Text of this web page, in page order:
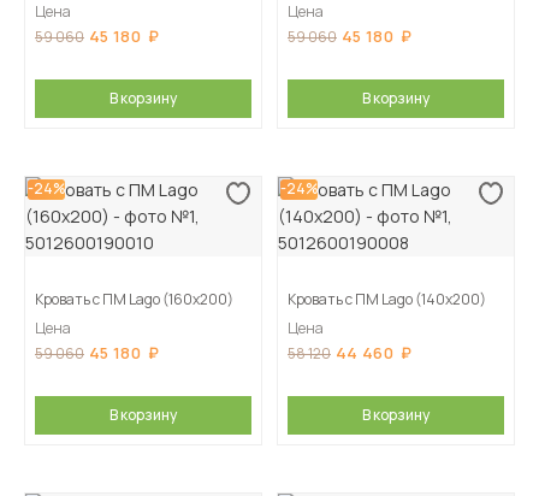
Цена
59 060 45 180
В корзину
Цена
59 060 45 180
В корзину
-24%
Кровать с ПМ Lago (160х200)
Цена
59 060 45 180
В корзину
-24%
Кровать с ПМ Lago (140х200)
Цена
58 120 44 460
В корзину